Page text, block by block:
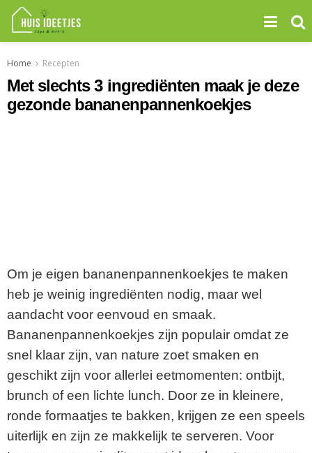
Home Recepten
Met slechts 3 ingrediënten maak je deze
gezonde bananenpannenkoekjes
Om je eigen bananenpannenkoekjes te maken
heb je weinig ingrediënten nodig, maar wel
aandacht voor eenvoud en smaak.
Bananenpannenkoekjes zijn populair omdat ze
snel klaar zijn, van nature zoet smaken en
geschikt zijn voor allerlei eetmomenten: ontbijt,
brunch of een lichte lunch. Door ze in kleinere,
ronde formaatjes te bakken, krijgen ze een speels
uiterlijk en zijn ze makkelijk te serveren. Voor